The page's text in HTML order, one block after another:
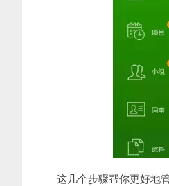
这几个步骤帮你更好地